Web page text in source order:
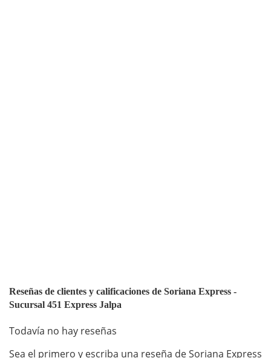
Reseñas de clientes y calificaciones de Soriana Express -
Sucursal 451 Express Jalpa
Todavía no hay reseñas
Sea el primero y escriba una reseña de Soriana Express